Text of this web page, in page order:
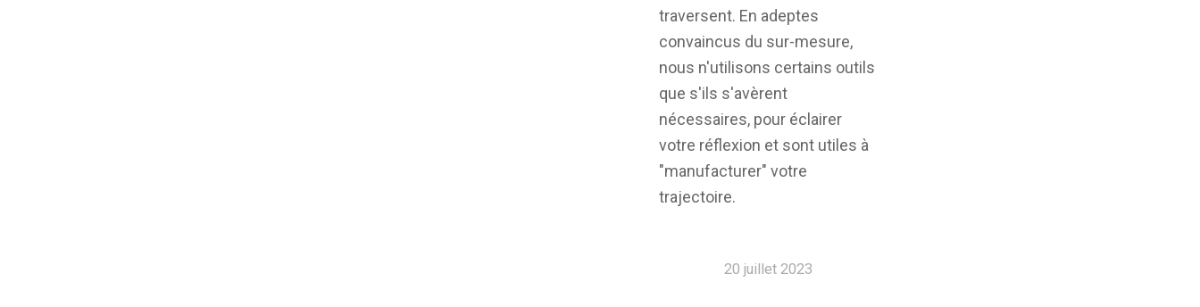
traversent. En adeptes
convaincus du sur-mesure,
nous n'utilisons certains outils
que s'ils s'avèrent
nécessaires, pour éclairer
votre réflexion et sont utiles à
"manufacturer" votre
trajectoire.
20 juillet 2023